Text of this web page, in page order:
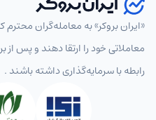
«ایران بروکر» به معامله‌گران
معاملاتی خود را ارتقا دهند و پس
رابطه با سرمایه‌گذاری داشته باشند .